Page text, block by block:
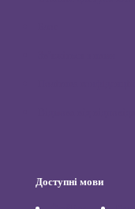
Доступні мови